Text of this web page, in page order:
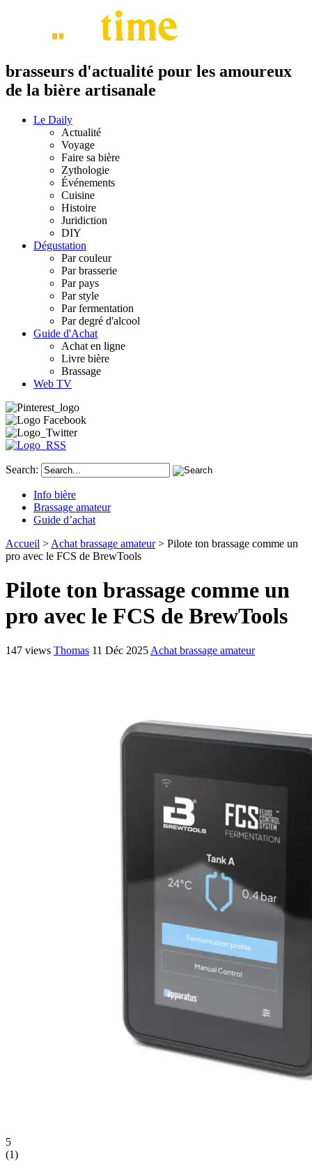
brasseurs d'actualité pour les amoureux
de la bière artisanale
Le Daily
Actualité
Voyage
Faire sa bière
Zythologie
Événements
Cuisine
Histoire
Juridiction
DIY
Dégustation
Par couleur
Par brasserie
Par pays
Par style
Par fermentation
Par degré d'alcool
Guide d'Achat
Achat en ligne
Livre bière
Brassage
Web TV
Search:
Info bière
Brassage amateur
Guide d’achat
Accueil > Achat brassage amateur> Pilote ton brassage comme un
pro avec le FCS de BrewTools
Pilote ton brassage comme un
pro avec le FCS de BrewTools
147 views Thomas 11 Déc 2025 Achat brassage amateur
5
(1)